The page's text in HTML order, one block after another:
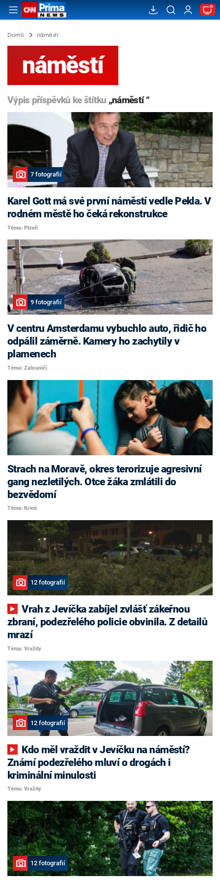
Domů náměstí
náměstí
Výpis příspěvků ke štítku „náměstí “
7 fotografií
Karel Gott má své první náměstí vedle Pekla. V
rodném městě ho čeká rekonstrukce
Téma: Plzeň
9 fotografií
V centru Amsterdamu vybuchlo auto, řidič ho
odpálil záměrně. Kamery ho zachytily v
plamenech
Téma: Zahraničí
Strach na Moravě, okres terorizuje agresivní
gang nezletilých. Otce žáka zmlátili do
bezvědomí
Téma: Krimi
12 fotografií
Vrah z Jevíčka zabíjel zvlášť zákeřnou
zbraní, podezřelého policie obvinila. Z detailů
mrazí
Téma: Vraždy
12 fotografií
Známí podezřelého mluví o drogách i
kriminální minulosti
Téma: Vraždy
12 fotografií